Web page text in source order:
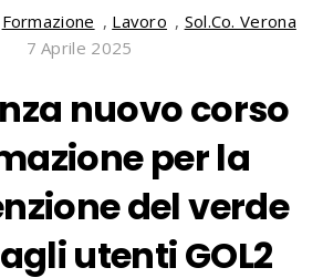
Formazione , Lavoro , Sol.Co. Verona
7 Aprile 2025
nuovo corso
per la
del verde
utenti GOL2